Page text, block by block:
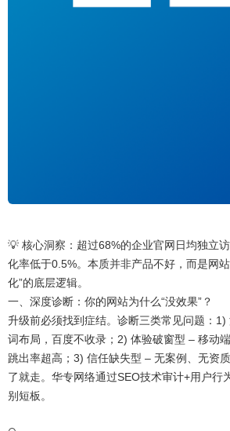
💡 核心洞察：超过68%的企业官网日均独立
化率低于0.5%。本质并非产品不好，而是网
化”的底层逻辑。
一、深度诊断：你的网站为什么“没效果”？
升级前必须找到症结。诊断三类常见问题：
词布局，百度不收录；2) 体验破窗型 – 移动
跳出率超高；3) 信任缺失型 – 无案例、无资
了就走。华专网络通过SEO技术审计+用户行
别短板。